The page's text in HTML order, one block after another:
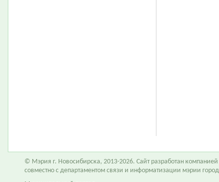
© Мэрия г. Новосибирска, 2013-2026. Сайт разработан компанией
совместно с департаментом связи и информатизации мэрии